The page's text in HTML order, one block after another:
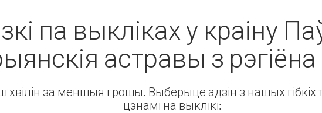
па выкліках у краіну
астравы з
за меншыя грошы. Выберыце адзін з нашых гібкіх
цэнамі на выклікі: